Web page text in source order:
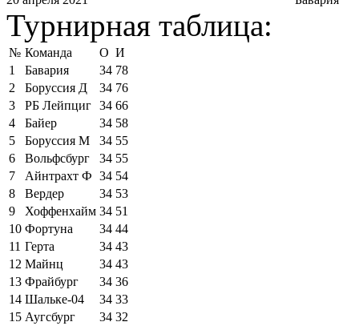
Турнирная таблица:
№ Команда О И
1
Бавария 34 78
2
Боруссия Д 34 76
3
РБ Лейпциг 34 66
4
Байер 34 58
5
Боруссия М 34 55
6
Вольфсбург 34 55
7
Айнтрахт Ф 34 54
8
Вердер 34 53
9
Хоффенхайм 34 51
10 Фортуна 34 44
11 Герта 34 43
12 Майнц 34 43
13 Фрайбург 34 36
14 Шальке-04 34 33
15 Аугсбург 34 32